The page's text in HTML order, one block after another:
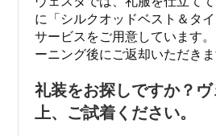
に「シルクオッドベスト＆タ
サービスをご用意しています
ーニング後にご返却いただきま
礼装をお探しですか？
上、ご試着ください。